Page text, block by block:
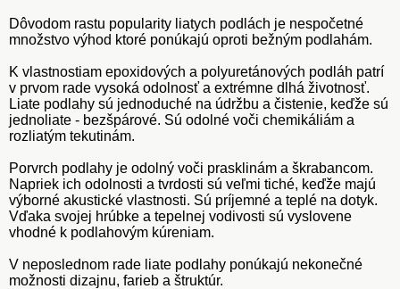
Dôvodom rastu popularity liatych podlách je nespočetné
množstvo výhod ktoré ponúkajú oproti bežným podlahám.
K vlastnostiam epoxidových a polyuretánových podláh patrí
v prvom rade vysoká odolnosť a extrémne dlhá životnosť.
Liate podlahy sú jednoduché na údržbu a čistenie, keďže sú
jednoliate - bezšpárové. Sú odolné voči chemikáliám a
rozliatým tekutinám.
Porvrch podlahy je odolný voči prasklinám a škrabancom.
Napriek ich odolnosti a tvrdosti sú veľmi tiché, keďže majú
výborné akustické vlastnosti. Sú príjemné a teplé na dotyk.
Vďaka svojej hrúbke a tepelnej vodivosti sú vyslovene
vhodné k podlahovým kúreniam.
V neposlednom rade liate podlahy ponúkajú nekonečné
možnosti dizajnu, farieb a štruktúr.